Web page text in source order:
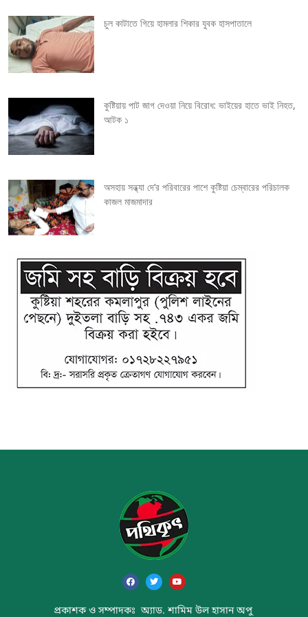
a
t
i
o
n
চুল কাটাতে গিয়ে হামলার শিকার যুবক হাসপাতালে
কুষ্টিয়ায় পাট জাগ দেওয়া নিয়ে বিরোধ: ভাইয়ের হাতে ভাই নিহত,
আটক ১
অসহায় সন্ধ্যা দে’র পরিবারের পাশে কুষ্টিয়া চেম্বারের পরিচালক
কাজল মাজমাদার
প্রকাশক ও সম্পাদকঃ অ্যাড. শামিম উল হাসান অপু